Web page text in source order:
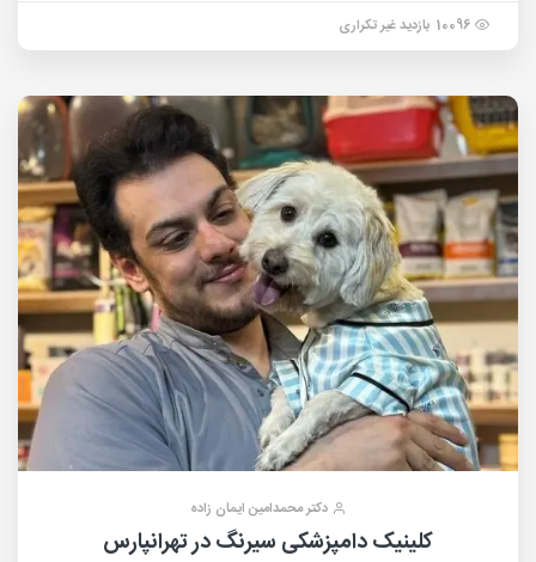
10096 بازدید غیر تکراری
دکتر محمدامین ایمان زاده
کلینیک دامپزشکی سیرنگ در تهرانپارس